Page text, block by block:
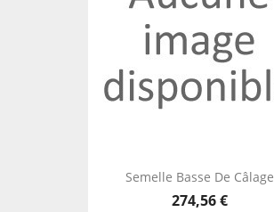
Semelle Basse De Câlage
274,56 €